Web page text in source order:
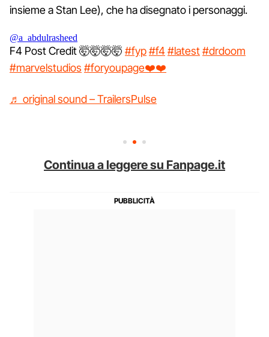
insieme a Stan Lee), che ha disegnato i personaggi.
@a_abdulrasheed
F4 Post Credit 🤯🤯🤯🤯 #fyp#f4#latest#drdoom
#marvelstudios #foryoupage❤️❤️
♬ original sound – TrailersPulse
Continua a leggere su Fanpage.it